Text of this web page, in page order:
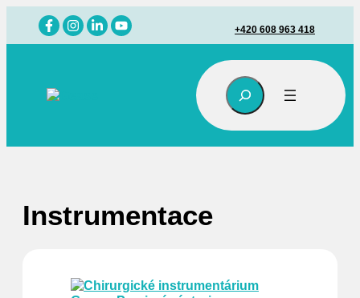
Přeskočit
obsah
+420 608 963 418
Hledat
Instrumentace